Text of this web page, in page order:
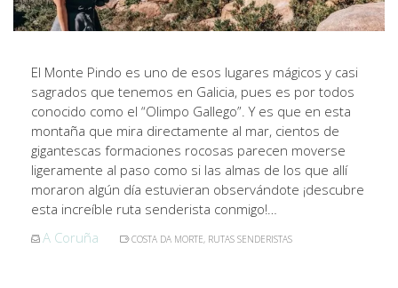
El Monte Pindo es uno de esos lugares mágicos y casi
sagrados que tenemos en Galicia, pues es por todos
conocido como el “Olimpo Gallego”. Y es que en esta
montaña que mira directamente al mar, cientos de
gigantescas formaciones rocosas parecen moverse
ligeramente al paso como si las almas de los que allí
moraron algún día estuvieran observándote ¡descubre
esta increíble ruta senderista conmigo!…
A Coruña
COSTA DA MORTE, RUTAS SENDERISTAS